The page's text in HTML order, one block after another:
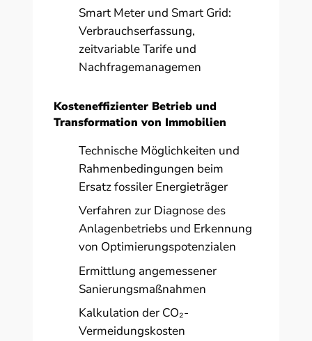
Smart Meter und Smart Grid:
Verbrauchserfassung,
zeitvariable Tarife und
Nachfragemanagemen
Kosteneffizienter Betrieb und
Transformation von Immobilien
Technische Möglichkeiten und
Rahmenbedingungen beim
Ersatz fossiler Energieträger
Verfahren zur Diagnose des
Anlagenbetriebs und Erkennung
von Optimierungspotenzialen
Ermittlung angemessener
Sanierungsmaßnahmen
Kalkulation der CO₂-
Vermeidungskosten